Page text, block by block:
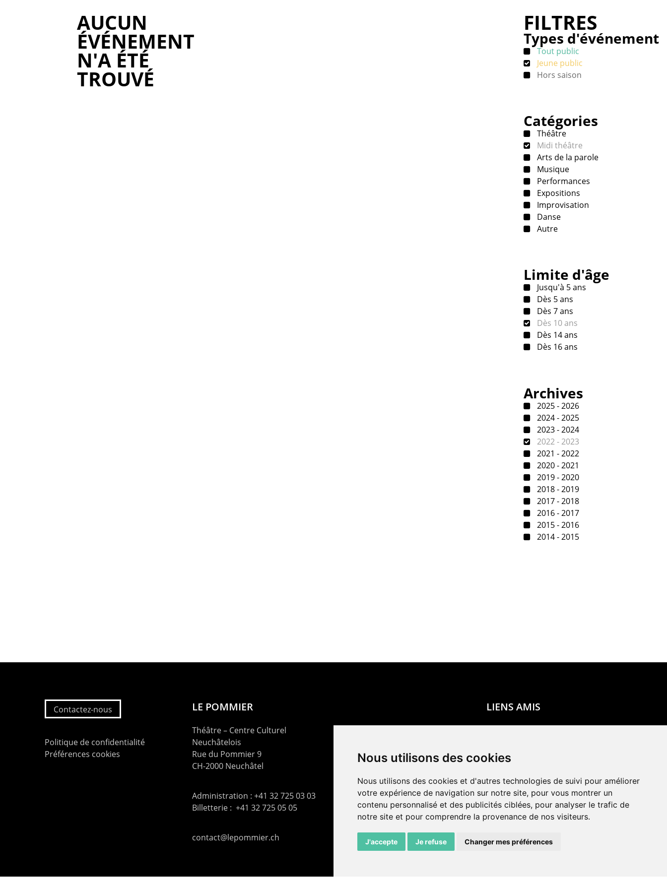
Nous utilisons des cookies
Nous utilisons des cookies et d'autres technologies de suivi pour améliorer
votre expérience de navigation sur notre site, pour vous montrer un
contenu personnalisé et des publicités ciblées, pour analyser le trafic de
notre site et pour comprendre la provenance de nos visiteurs.
J'accepte Je refuse Changer mes préférences
AUCUN
ÉVÉNEMENT
N'A ÉTÉ
TROUVÉ
FILTRES
Types d'événement
Tout public
Jeune public
Hors saison
Catégories
Théâtre
Midi théâtre
Arts de la parole
Musique
Performances
Expositions
Improvisation
Danse
Autre
Limite d'âge
Jusqu'à 5 ans
Dès 5 ans
Dès 7 ans
Dès 10 ans
Dès 14 ans
Dès 16 ans
Archives
2025 - 2026
2024 - 2025
2023 - 2024
2022 - 2023
2021 - 2022
2020 - 2021
2019 - 2020
2018 - 2019
2017 - 2018
2016 - 2017
2015 - 2016
2014 - 2015
Contactez-nous
Politique de confidentialité
Préférences cookies
LE POMMIER
Théâtre – Centre Culturel
Neuchâtelois
Rue du Pommier 9
CH-2000 Neuchâtel
Administration : +41 32 725 03 03
Billetterie : +41 32 725 05 05
contact@lepommier.ch
LIENS AMIS